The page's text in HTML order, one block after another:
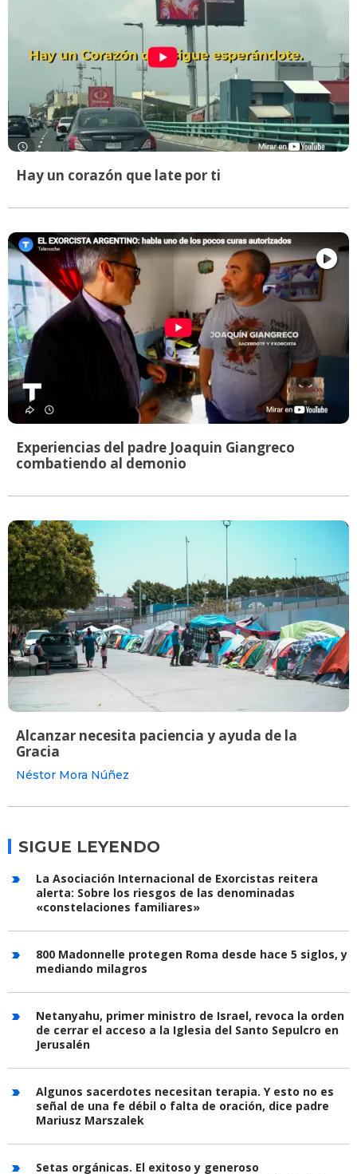
Hay un corazón que late por ti
Experiencias del padre Joaquin Giangreco
combatiendo al demonio
Alcanzar necesita paciencia y ayuda de la
Gracia
Néstor Mora Núñez
SIGUE LEYENDO
La Asociación Internacional de Exorcistas reitera
alerta: Sobre los riesgos de las denominadas
«constelaciones familiares»
800 Madonnelle protegen Roma desde hace 5 siglos, y
mediando milagros
Netanyahu, primer ministro de Israel, revoca la orden
de cerrar el acceso a la Iglesia del Santo Sepulcro en
Jerusalén
Algunos sacerdotes necesitan terapia. Y esto no es
señal de una fe débil o falta de oración, dice padre
Mariusz Marszalek
Setas orgánicas. El exitoso y generoso